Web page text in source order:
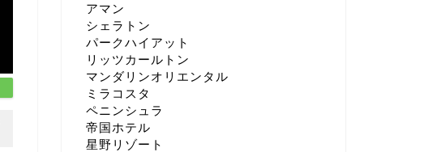
アマン
シェラトン
パークハイアット
リッツカールトン
マンダリンオリエンタル
ミラコスタ
ペニンシュラ
帝国ホテル
星野リゾート